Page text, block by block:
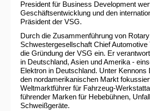
President für Business Development
Geschäftsentwicklung und den
Präsident der VSG.
Durch die Zusammenführung von
Schwestergesellschaft Chief
die Gründung der VSG ein. Er
in Deutschland, Asien und Amerika -
Elektron in Deutschland. Unter
den nordamerikanischen Markt
Weltmarktführer für Fahrzeug-
führender Marken für Hebebühnen,
Schweißgeräte.